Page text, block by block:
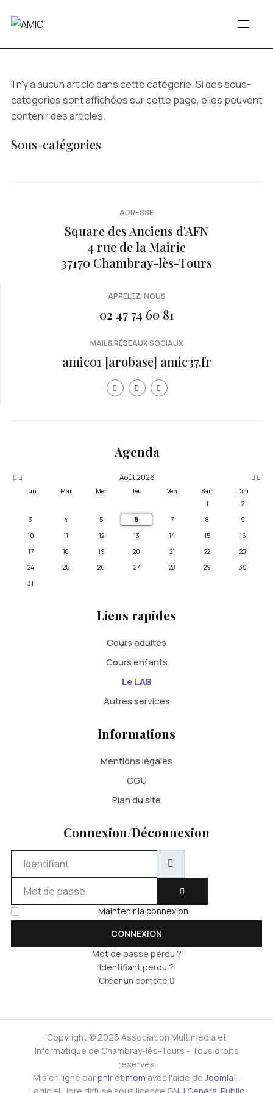
Il n'y a aucun article dans cette catégorie. Si des sous-
catégories sont affichées sur cette page, elles peuvent
contenir des articles.
Sous-catégories
ADRESSE
Square des Anciens d'AFN
4 rue de la Mairie
37170 Chambray-lès-Tours
APPELEZ-NOUS
02 47 74 60 81
MAIL & RÉSEAUX SOCIAUX
amic01 [arobase] amic37.fr
Agenda
Août 2026
Lun Mar Mer Jeu Ven Sam
Dim
1
2
3
4 5 6 7 8
9
10
11 12 13 14 15
16
17
18 19 20 21 22
23
24
25 26 27 28 29
30
31
Liens rapides
Cours adultes
Cours enfants
Le LAB
Autres services
Informations
Mentions légales
CGU
Plan du site
Connexion/Déconnexion
AFFICHER LE MOT DE
Maintenir la connexion
CONNEXION
Mot de passe perdu ?
Identifiant perdu ?
Créer un compte
Copyright © 2026 Association Multimédia et
Informatique de Chambray-lès-Tours - Tous droits
réservés
Mis en ligne parphlretmom avec l'aide deJoomla!
Logiciel Libre diffusé sous licence GNU General Public